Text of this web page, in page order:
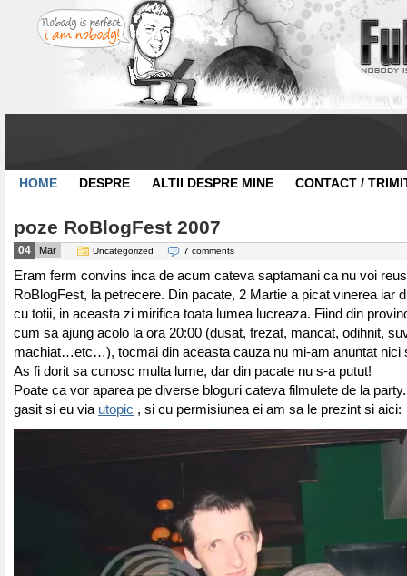
HOME DESPRE ALTII DESPRE MINE CONTACT /
poze RoBlogFest 2007
04 Mar Uncategorized 7 comments
Eram ferm convins inca de acum cateva saptamani ca nu voi
RoBlogFest, la petrecere. Din pacate, 2 Martie a picat vinerea iar
cu totii, in aceasta zi mirifica toata lumea lucreaza. Fiind din
cum sa ajung acolo la ora 20:00 (dusat, frezat, mancat, odihnit,
machiat…etc…), tocmai din aceasta cauza nu mi-am anuntat nici
As fi dorit sa cunosc multa lume, dar din pacate nu s-a putut!
Poate ca vor aparea pe diverse bloguri cateva filmulete de la
gasit si eu via utopic , si cu permisiunea ei am sa le prezint si aici: